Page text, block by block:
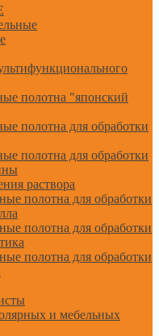
полотна "японский
полотна для обработки
полотна для обработки
раствора
полотна для обработки
полотна для обработки
полотна для обработки
и мебельных